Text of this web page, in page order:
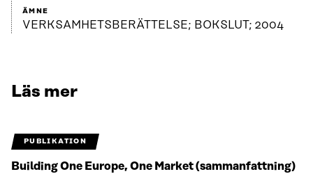
ÄMNE
VERKSAMHETSBERÄTTELSE; BOKSLUT; 2004
Läs mer
PUBLIKATION
Building One Europe, One Market (sammanfattning)